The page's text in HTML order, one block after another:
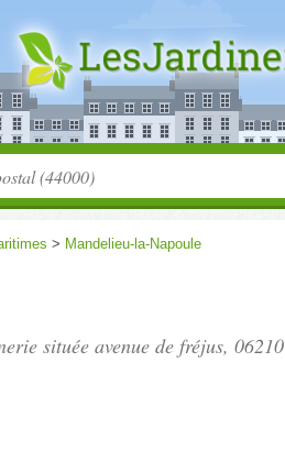
> Mandelieu-la-Napoule
située avenue de fréjus, 06210